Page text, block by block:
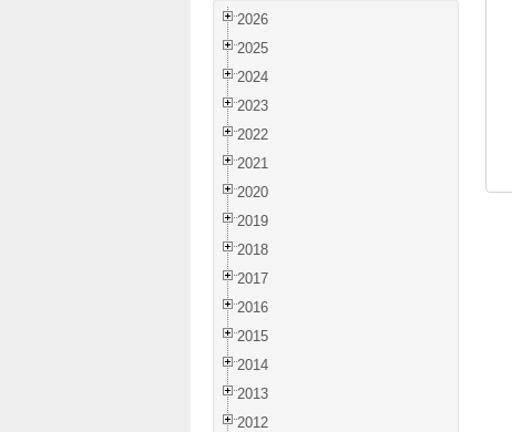
2026
2025
2024
2023
2022
2021
2020
2019
2018
2017
2016
2015
2014
2013
2012